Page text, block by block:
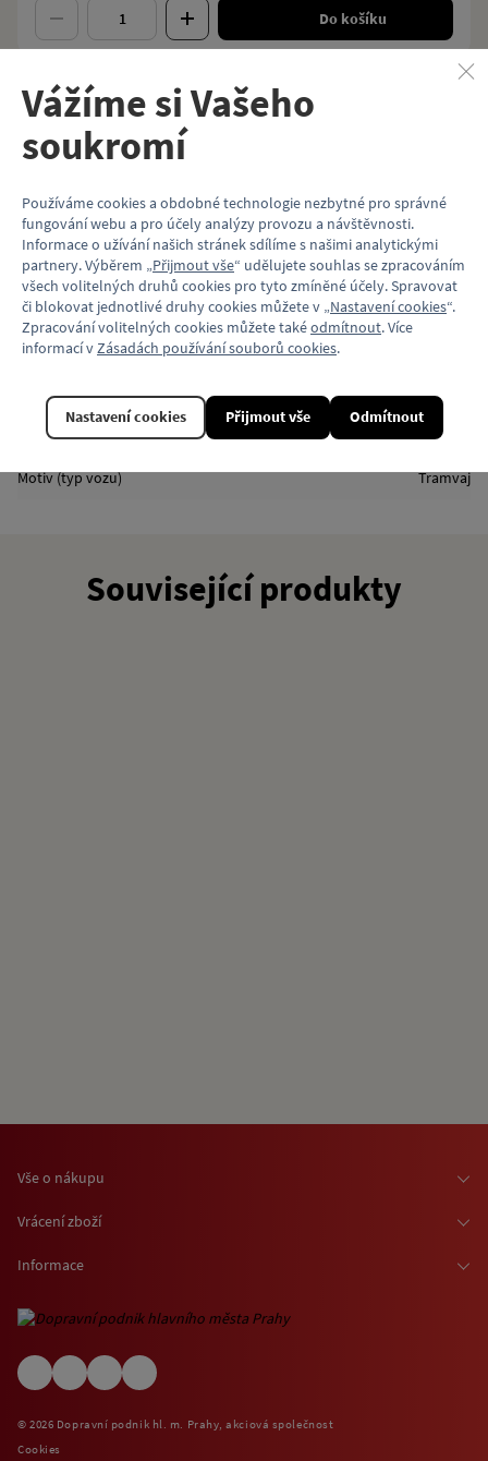
Do košíku
Popis
Mechanismus upevnění: klips
​Materiál: kov
Balení: plastikový sáček
Různé varianty čelních orientací.
Vlastnosti
Kód produktu
Materiál
Model vozu Škoda 15T
Motiv (typ vozu) Tramvaj
Související produkty
Vše o nákupu
Osobní odběr zboží
O nákupu jízdenek a vstupenek
(EN) Shipping abroad
Vrácení zboží
Informace
Informace o využívání cookies
© 2026 Dopravní podnik hl. m. Prahy, akciová společnost
Cookies
Vážíme si Vašeho
soukromí
Používáme cookies a obdobné technologie nezbytné pro správné
fungování webu a pro účely analýzy provozu a návštěvnosti.
Informace o užívání našich stránek sdílíme s našimi analytickými
partnery. Výběrem „Přijmout vše“ udělujete souhlas se zpracováním
všech volitelných druhů cookies pro tyto zmíněné účely. Spravovat
či blokovat jednotlivé druhy cookies můžete v „Nastavení cookies“.
Zpracování volitelných cookies můžete takéodmítnout. Více
informací v Zásadách používání souborů cookies.
Odmítnout
Nastavení cookies Přijmout vše